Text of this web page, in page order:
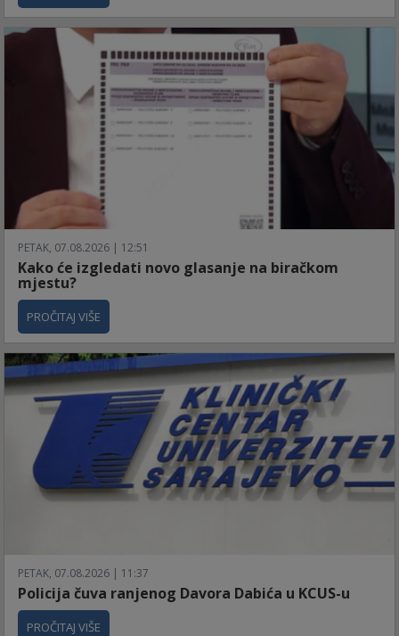
PETAK, 07.08.2026 | 12:51
Kako će izgledati novo glasanje na biračkom
mjestu?
PROČITAJ VIŠE
PETAK, 07.08.2026 | 11:37
Policija čuva ranjenog Davora Dabića u KCUS-u
PROČITAJ VIŠE